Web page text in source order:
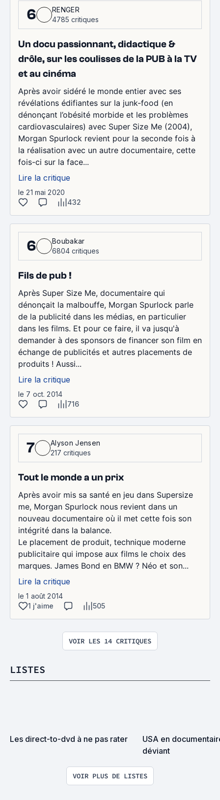
6
RENGER
4785 critiques
Un docu passionnant, didactique &
drôle, sur les coulisses de la PUB à la TV
et au cinéma
Après avoir sidéré le monde entier avec ses
révélations édifiantes sur la junk-food (en
dénonçant l’obésité morbide et les problèmes
cardiovasculaires) avec Super Size Me (2004),
Morgan Spurlock revient pour la seconde fois à
la réalisation avec un autre documentaire, cette
fois-ci sur la face...
Lire la critique
le 21 mai 2020
432
6
Boubakar
6804 critiques
Fils de pub !
Après Super Size Me, documentaire qui
dénonçait la malbouffe, Morgan Spurlock parle
de la publicité dans les médias, en particulier
dans les films. Et pour ce faire, il va jusqu'à
demander à des sponsors de financer son film en
échange de publicités et autres placements de
produits ! Aussi...
Lire la critique
le 7 oct. 2014
716
7
Alyson Jensen
217 critiques
Tout le monde a un prix
Après avoir mis sa santé en jeu dans Supersize
me, Morgan Spurlock nous revient dans un
nouveau documentaire où il met cette fois son
intégrité dans la balance.
Le placement de produit, technique moderne
publicitaire qui impose aux films le choix des
marques. James Bond en BMW ? Néo et son...
Lire la critique
le 1 août 2014
1 j'aime
505
VOIR LES 14 CRITIQUES
LISTES
Les direct-to-dvd à ne pas rater
USA en
déviant
VOIR PLUS DE LISTES